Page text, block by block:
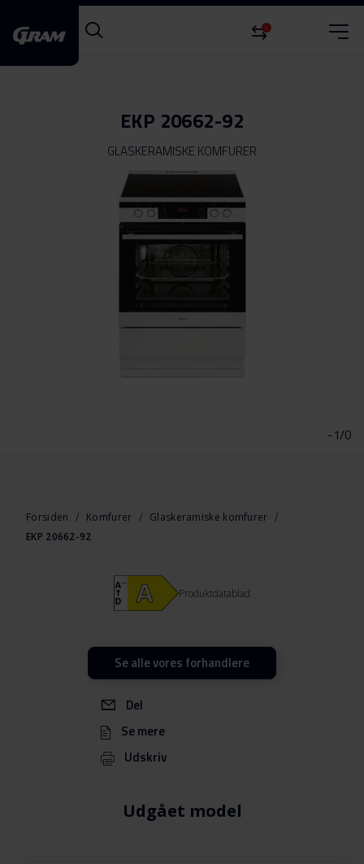
0
EKP 20662-92
GLASKERAMISKE KOMFURER
-1/0
Forsiden Komfurer
Glaskeramiske komfurer
EKP 20662-92
Udgået model
Del
Se mere
Udskriv
Produktdatablad
Se alle vores forhandlere